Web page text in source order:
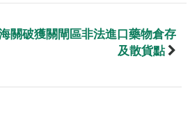
關破獲關閘區非法進口藥物倉存
及散貨點